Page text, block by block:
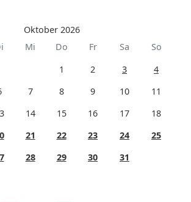
Oktober 2026
Mi Do Fr Sa
So
1 2 3
4
7 8 9 10
11
14 15 16 17
18
21 22 23 24
25
28 29 30
31